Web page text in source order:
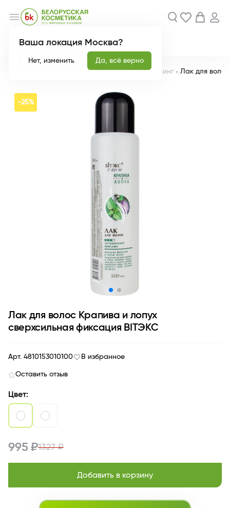
Ваша локация Москва?
Нет, изменить Да, всё верно
menu
Новинки Акции
Уход за волосами Стайлинг Лак для
-25%
Лак для волос Крапива и лопух
сверхсильная фиксация BITЭКС
Арт. 4810153010100 В избранное
Оставить отзыв
Цвет:
995 ₽1327 ₽
Добавить в корзину